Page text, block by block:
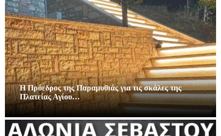
Η Πρόεδρος της Παραμυθιάς για τις σκάλες της
Πλατείας Αγίου…